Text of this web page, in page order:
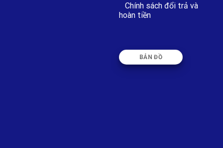
Chính sách đổi trả và
hoàn tiền
BẢN ĐỒ